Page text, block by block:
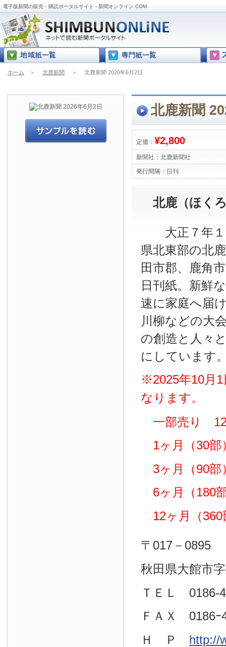
電子版新聞の販売・購読ポータルサイト - 新聞オンライン.COM
ホーム ＞ 北鹿新聞 ＞ 北鹿新聞 2026年6月2日
北鹿新聞
定価： ¥2,800
新聞社： 北鹿新聞社
発行間隔： 日刊
北鹿（ほく
大正７年１
県北東部の北
田市郡、鹿角
日刊紙。新鮮
速に家庭へ届
川柳などの大
の創造と人々
にしています
※2025年10月
なります。
一部売り
1ヶ月（30
3ヶ月（90
6ヶ月（180
12ヶ月（
〒017－0895
秋田県大館市
ＴＥＬ 0186-
ＦＡＸ 0186ｰ
Ｈ Ｐ http://